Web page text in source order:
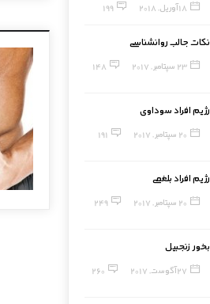
18 آوریل, 2018 199
نکات جالب روانشناسی
23 سپتامبر, 2017 148
رژیم افراد سوداوی
20 سپتامبر, 2017 191
رژیم افراد بلغمی
20 سپتامبر, 2017 249
بخور زنجبیل
27 آگوست, 2017 260